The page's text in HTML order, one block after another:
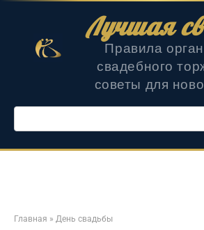
Лучшая
Правила
свадебного
советы для
Поиск:
Главная » День свадьбы